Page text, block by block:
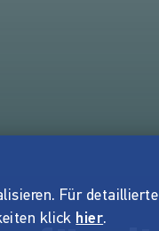
Für detaillierte
klick hier.